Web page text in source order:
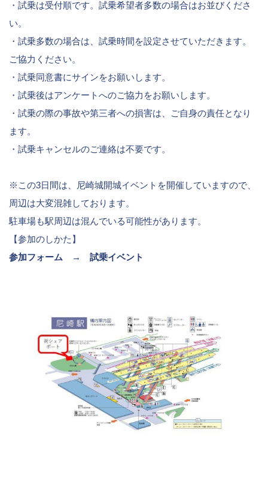
・試乗は受付順です。試乗希望者多数の場合はお並びくださ
い。
・試乗多数の場合は、試乗時間を設定させていただきます。
ご協力ください。
・試乗同意書にサインをお願いします。
・試乗後はアンケートへのご協力をお願いします。
・試乗の際の事故や第三者への損害は、ご自身の責任となり
ます。
・試乗キャンセルのご連絡は不要です。
※この3日間は、尼崎城開城イベントを開催していますので、
周辺は大変混雑しております。
駐車場も駅周辺は混んでいる可能性があります。
【参加のしかた】
参加フォーム → 試乗イベント